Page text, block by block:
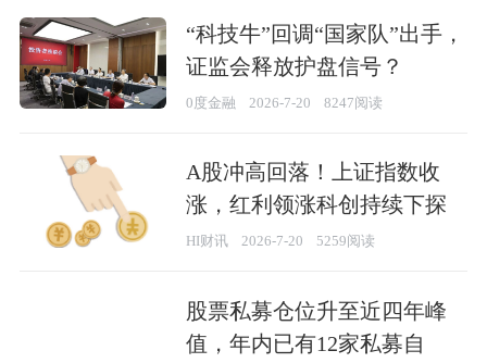
“科技牛”回调“国家队”出手，
证监会释放护盘信号？
0度金融 2026-7-20 8247阅读
A股冲高回落！上证指数收
涨，红利领涨科创持续下探
HI财讯 2026-7-20 5259阅读
股票私募仓位升至近四年峰
值，年内已有12家私募自